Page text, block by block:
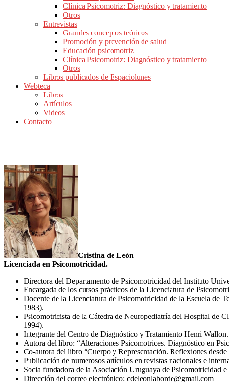
Clínica Psicomotriz: Diagnóstico y tratamiento
Otros
Entrevistas
Grandes conceptos teóricos
Promoción y prevención de salud
Educación psicomotriz
Clínica Psicomotriz: Diagnóstico y tratamiento
Otros
Libros publicados de Espaciolunes
Webteca
Libros
Artículos
Videos
Contacto
Cristina de León
Licenciada en Psicomotricidad.
Directora del Departamento de Psicomotricidad del Instituto
Encargada de los cursos prácticos de la Licenciatura de
Docente de la Licenciatura de Psicomotricidad de la Escuela de
1983).
Psicomotricista de la Cátedra de Neuropediatría del Hospital de
1994).
Integrante del Centro de Diagnóstico y Tratamiento Henri
Autora del libro: “Alteraciones Psicomotrices. Diagnóstico en
Co-autora del libro “Cuerpo y Representación. Reflexiones
Publicación de numerosos artículos en revistas nacionales e
Socia fundadora de la Asociación Uruguaya de Psicomotricidad
Dirección del correo electrónico: cdeleonlaborde@gmail.com